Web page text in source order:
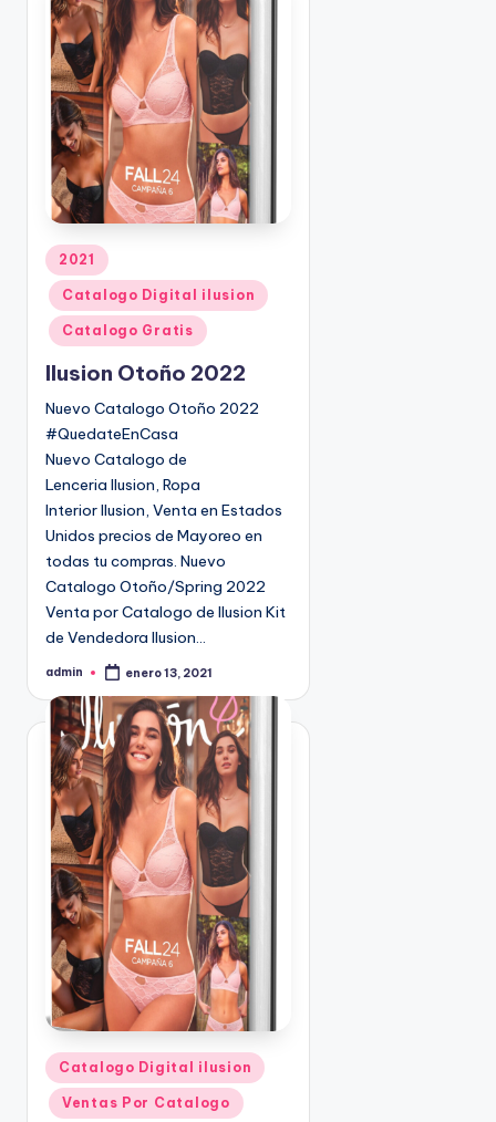
c
a
d
p
o
P
b
c
a
d
o
e
2021
Catalogo Digital ilusion
Catalogo Gratis
Ilusion Otoño 2022
Nuevo Catalogo Otoño 2022
#QuedateEnCasa
Nuevo Catalogo de
Lenceria Ilusion, Ropa
Interior Ilusion, Venta en Estados
Unidos precios de Mayoreo en
todas tu compras. Nuevo
Catalogo Otoño/Spring 2022
Venta por Catalogo de Ilusion Kit
de Vendedora Ilusion…
P
b
c
a
d
o
p
o
admin enero 13, 2021
P
b
Catalogo Digital ilusion
Ventas Por Catalogo